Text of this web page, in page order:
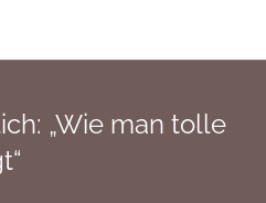
„Wie man tolle